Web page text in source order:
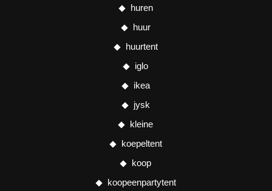
huren
huur
huurtent
iglo
ikea
jysk
kleine
koepeltent
koop
koopeenpartytent